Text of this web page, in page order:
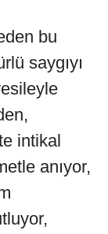
bu
saygıyı
intikal
anıyor,